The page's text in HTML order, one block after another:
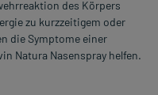
des Körpers
zu kurzzeitigem oder
die Symptome einer
Natura Nasenspray helfen.